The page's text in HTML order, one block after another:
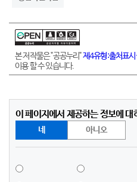
본 저작물은 "공공누리"제4유형:출처표
이용 할 수 있습니다.
이 페이지에서 제공하는 정보에 대
네 아니오